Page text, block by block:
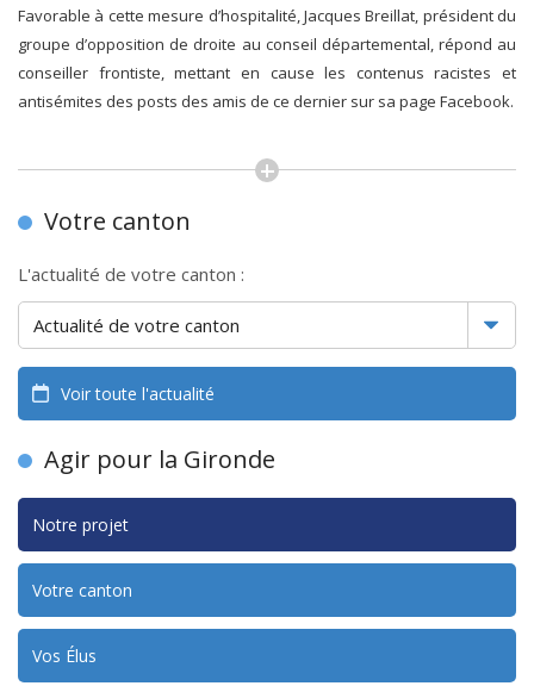
Favorable à cette mesure d’hospitalité, Jacques Breillat, président du
groupe d’opposition de droite au conseil départemental, répond au
conseiller frontiste, mettant en cause les contenus racistes et
antisémites des posts des amis de ce dernier sur sa page Facebook.
Votre canton
L'actualité de votre canton :
Voir toute l'actualité
Agir pour la Gironde
Notre projet
Votre canton
Vos Élus